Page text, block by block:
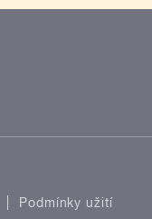
Podmínky užití